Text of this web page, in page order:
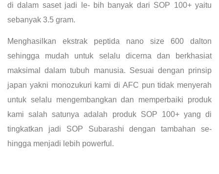
di dalam saset jadi le- bih banyak dari SOP 100+ yaitu
sebanyak 3.5 gram.
Menghasilkan ekstrak peptida nano size 600 dalton
sehingga mudah untuk selalu dicerna dan berkhasiat
maksimal dalam tubuh manusia. Sesuai dengan prinsip
japan yakni monozukuri kami di AFC pun tidak menyerah
untuk selalu mengembangkan dan memperbaiki produk
kami salah satunya adalah produk SOP 100+ yang di
tingkatkan jadi SOP Subarashi dengan tambahan se-
hingga menjadi lebih powerful.